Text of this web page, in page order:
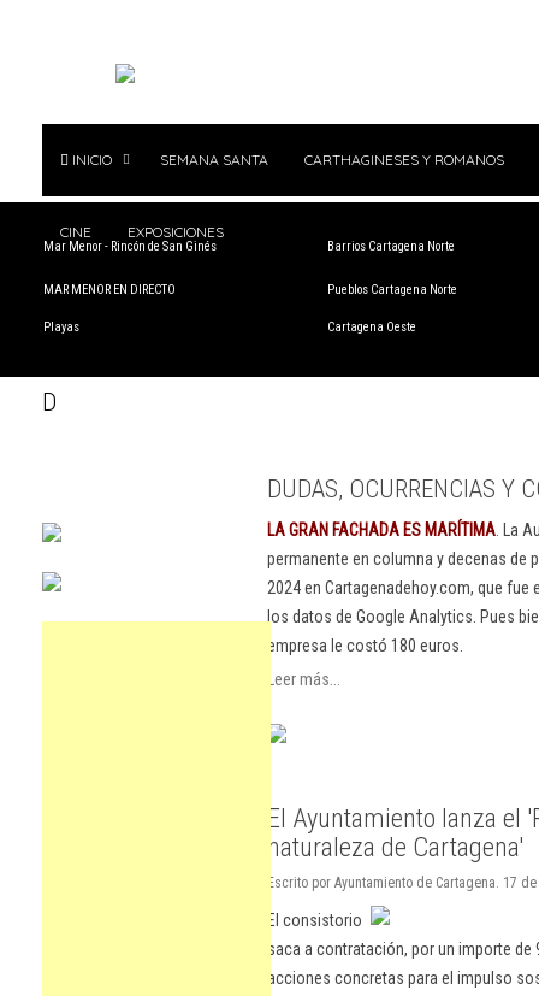
INICIO SEMANA SANTA CARTHAGINESES Y ROMANOS
CINE EXPOSICIONES
Mar Menor - Rincón de San Ginés
MAR MENOR EN DIRECTO
Playas
Barrios Cartagena Norte
Pueblos Cartagena Norte
Cartagena Oeste
D
DUDAS, OCURRENCIAS Y
LA GRAN FACHADA ES MARÍTIMA . La
permanente en columna y decenas
2024 en Cartagenadehoy.com, que
los datos de Google Analytics. Pues
empresa le costó 180 euros.
Leer más...
El Ayuntamiento lanza el
naturaleza de Cartagena'
Escrito por Ayuntamiento de Cartagena. 17
El consistorio
saca a contratación, por un importe
acciones concretas para el impulso